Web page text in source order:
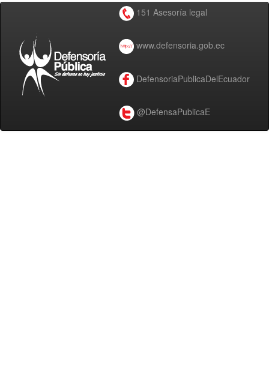
151 Asesoría legal
www.defensoria.gob.ec
DefensoriaPublicaDelEcuador
@DefensaPublicaE